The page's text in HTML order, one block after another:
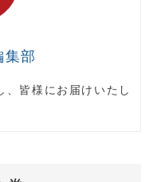
集部
皆様にお届けいたし